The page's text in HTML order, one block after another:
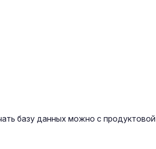
базу данных можно с продуктовой